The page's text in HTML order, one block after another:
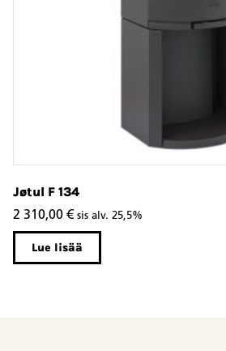
Jøtul F 134
2 310,00 € sis alv. 25,5%
Lue lisää